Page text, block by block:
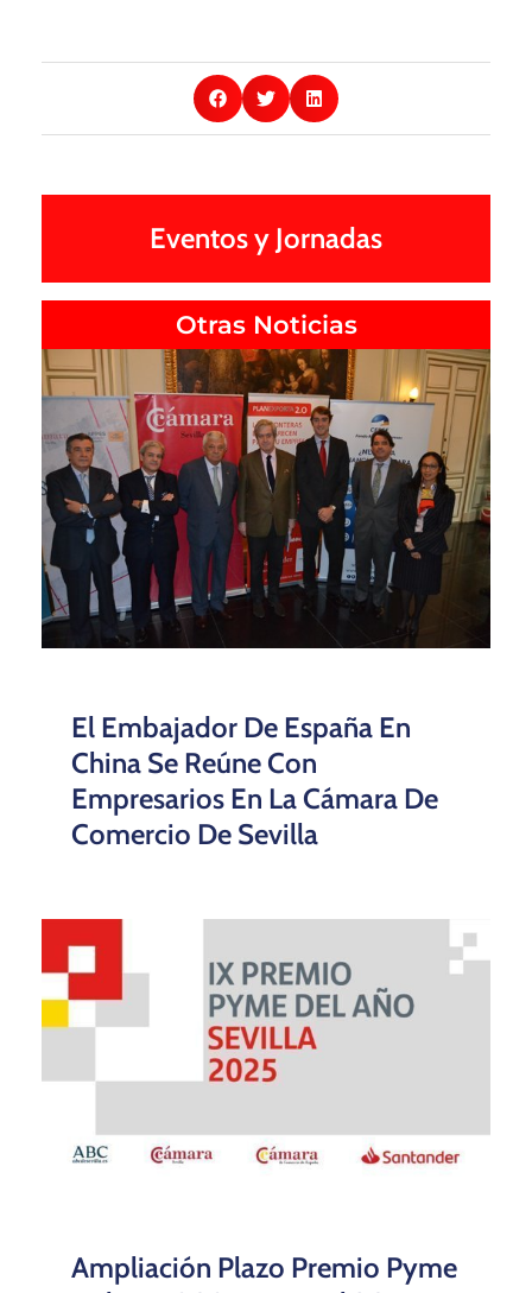
Eventos y Jornadas
Otras Noticias
El Embajador De España En
China Se Reúne Con
Empresarios En La Cámara De
Comercio De Sevilla
Ampliación Plazo Premio Pyme